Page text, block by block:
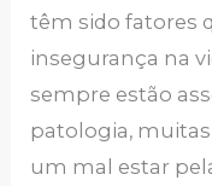
têm sido fatores
insegurança na
sempre estão
patologia,
um mal estar